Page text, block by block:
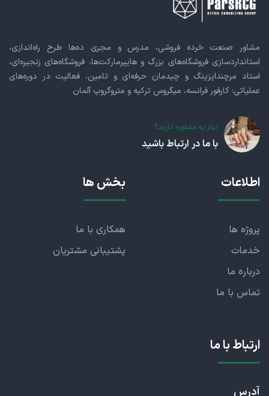
مشاور صنعت خرده فروشی، مدرس و مجری ده‌ها طرح راه‌اندازی،
استانداردسازی فروشگاه‌های بزرگ و هایپرمارکت‌ها، فروشگاه‌های زنجیره‌ای،
استاد مرچندایزینگ و چیدمان حرفه‌ای و تامین، فعالیت در دوره‌های
عملیاتی: کارفور فرانسه، میگروس ترکیه و متروگروپ آلمان
نیاز به مشاوره دارید؟
با ما در ارتباط باشید
اطلاعات
پروژه ها
خدمات
درباره ما
تماس با ما
بخش ها
همکاری با ما
پشتیبانی مشتریان
ارتباط با ما
آدرس